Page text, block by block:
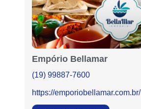
Empório Bellamar
(19) 99887-7600
https://emporiobellamar.com.br/